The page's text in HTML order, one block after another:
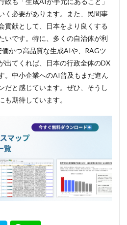
く必要があります。また、民間事
貢献として、日本をより良くする
いです。特に、多くの自治体が利
かつ高品質な生成AIや、RAGツ
出てくれば、日本の行政全体のDX
。中小企業へのAI普及もまだ進ん
だと感じています。ぜひ、そうし
も期待しています。